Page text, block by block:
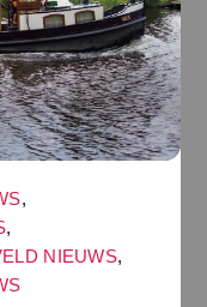
,
,
NIEUWS,